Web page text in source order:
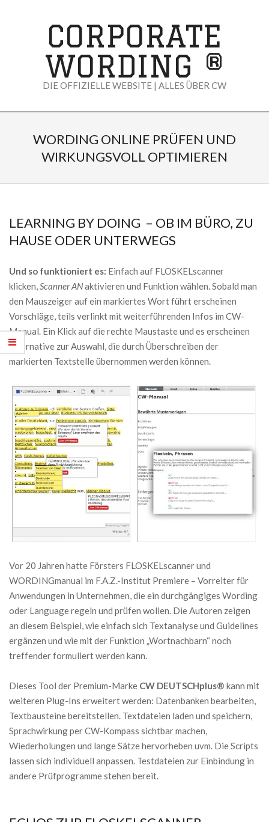
CORPORATE
WORDING ®
DIE OFFIZIELLE WEBSITE | ALLES ÜBER CW
NavigationWORDING ONLINE PRÜFEN UND
WIRKUNGSVOLL OPTIMIEREN
LEARNING BY DOING – OB IM BÜRO, ZU
HAUSE ODER UNTERWEGS
Und so funktioniert es: Einfach auf FLOSKELscanner
klicken,Scanner ANaktivieren und Funktion wählen. Sobald man
den Mauszeiger auf ein markiertes Wort führt erscheinen
Vorschläge, teils verlinkt mit weiterführenden Infos im CW-
Manual. Ein Klick auf die rechte Maustaste und es erscheinen
Alternative zur Auswahl, die durch Überschreiben der
markierten Textstelle übernommen werden können.
Vor 20 Jahren hatte Försters FLOSKELscanner und
WORDINGmanual im F.A.Z.-Institut Premiere – Vorreiter für
Anwendungen in Unternehmen, die ein durchgängiges Wording
oder Language regeln und prüfen wollen. Die Autoren zeigen
an diesem Beispiel, wie einfach sich Textanalyse und Guidelines
ergänzen und wie mit der Funktion „Wortnachbarn“ noch
treffender formuliert werden kann.
Dieses Tool der Premium-Marke CW DEUTSCHplus® kann mit
weiteren Plug-Ins erweitert werden: Datenbanken bearbeiten,
Textbausteine bereitstellen. Textdateien laden und speichern,
Sprachwirkung per CW-Kompass sichtbar machen,
Wiederholungen und lange Sätze hervorheben uvm. Die Scripts
lassen sich individuell anpassen. Testdateien zur Einbindung in
andere Prüfprogramme stehen bereit.